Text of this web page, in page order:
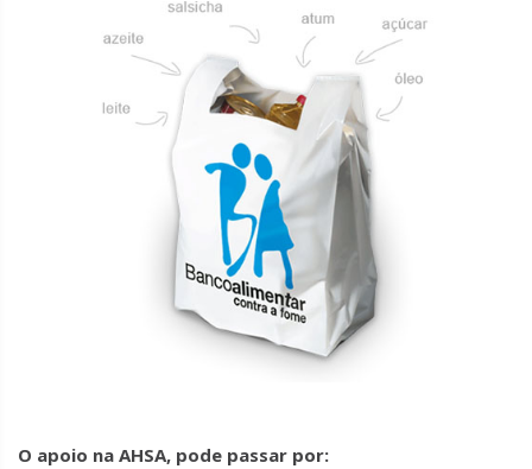
O apoio na AHSA, pode passar por: